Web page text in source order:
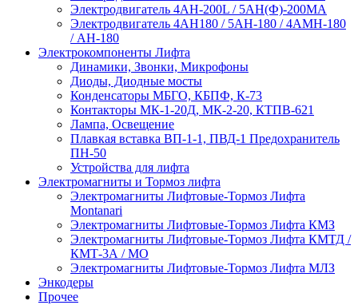
Электродвигатель 4АН-200L / 5АН(Ф)-200МА
Электродвигатель 4АН180 / 5АН-180 / 4АМН-180
/ АН-180
Электрокомпоненты Лифта
Динамики, Звонки, Микрофоны
Диоды, Диодные мосты
Конденсаторы МБГО, КБПФ, К-73
Контакторы МК-1-20Д, МК-2-20, КТПВ-621
Лампа, Освещение
Плавкая вставка ВП-1-1, ПВД-1 Предохранитель
ПН-50
Устройства для лифта
Электромагниты и Тормоз лифта
Электромагниты Лифтовые-Тормоз Лифта
Montanari
Электромагниты Лифтовые-Тормоз Лифта КМЗ
Электромагниты Лифтовые-Тормоз Лифта КМТД /
КМТ-3А / МО
Электромагниты Лифтовые-Тормоз Лифта МЛЗ
Энкодеры
Прочее